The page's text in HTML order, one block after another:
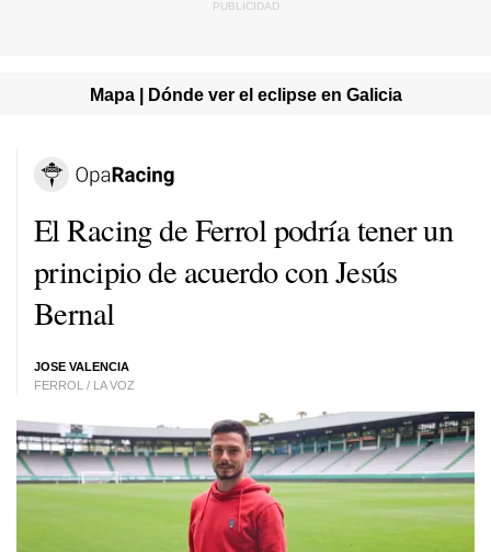
Mapa | Dónde ver el eclipse en Galicia
El Racing de Ferrol podría tener un
principio de acuerdo con Jesús
Bernal
JOSE VALENCIA
FERROL / LA VOZ